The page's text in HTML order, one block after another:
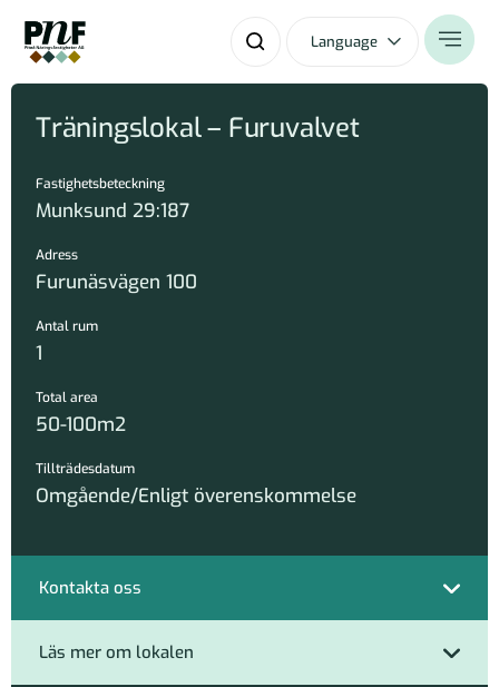
Language
Träningslokal – Furuvalvet
Fastighetsbeteckning
Munksund 29:187
Adress
Furunäsvägen 100
Antal rum
1
Total area
50-100m2
Tillträdesdatum
Omgående/Enligt överenskommelse
Kontakta oss
Läs mer om lokalen